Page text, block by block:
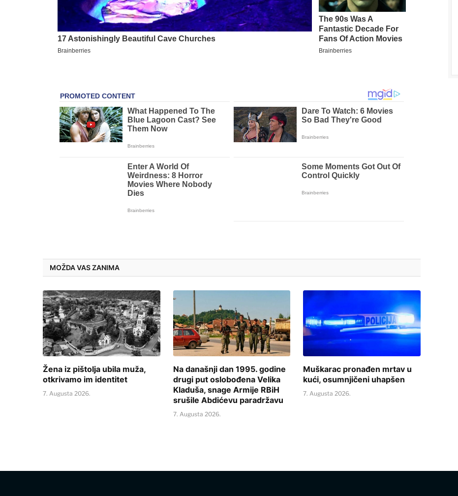
MOŽDA VAS ZANIMA
Žena iz pištolja ubila muža,
otkrivamo im identitet
7. Augusta 2026.
Na današnji dan 1995. godine
drugi put oslobođena Velika
Kladuša, snage Armije RBiH
srušile Abdićevu paradržavu
7. Augusta 2026.
Muškarac pronađen mrtav u
kući, osumnjičeni uhapšen
7. Augusta 2026.